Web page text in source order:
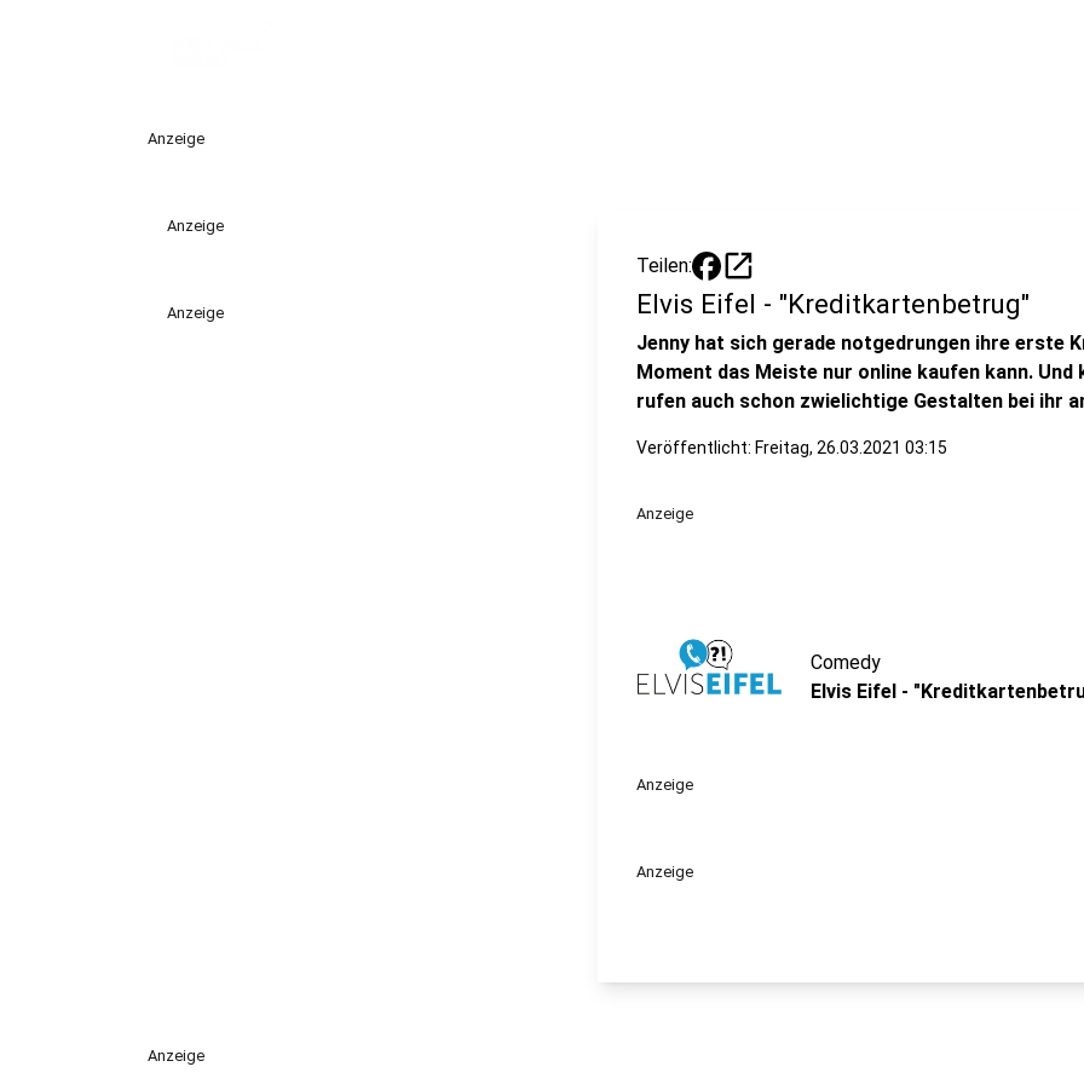
Anzeige
Anzeige
Anzeige
Teilen: open_in_new
Elvis Eifel - "Kreditkartenbetrug"
Jenny hat sich gerade notgedrungen ihre erste
Moment das Meiste nur online kaufen kann.
rufen auch schon zwielichtige Gestalten bei ihr
Veröffentlicht: Freitag, 26.03.2021 03:15
Anzeige
Comedy
Elvis Eifel -
Anzeige
Anzeige
Anzeige